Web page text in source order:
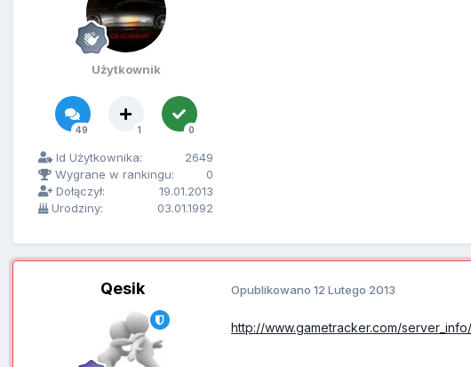
Użytkownik
49 1 0
Id Użytkownika:
2649
Wygrane w rankingu:
0
Dołączył:
19.01.2013
Urodziny:
03.01.1992
Qesik Opublikowano 12 Lutego 2013
http://www.gametracker.com/